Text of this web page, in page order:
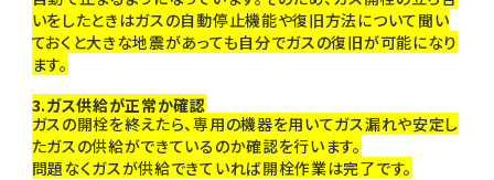
いをしたときはガスの自動停止機能や復旧方法について聞い
ておくと大きな地震があっても自分でガスの復旧が可能になり
ます。
3.ガス供給が正常か確認
ガスの開栓を終えたら、専用の機器を用いてガス漏れや安定し
たガスの供給ができているのか確認を行います。
問題なくガスが供給できていれば開栓作業は完了です。